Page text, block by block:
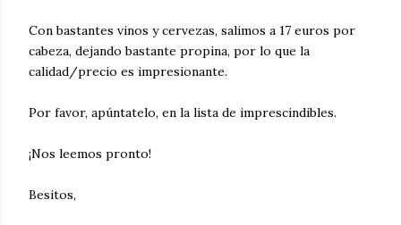
Con bastantes vinos y cervezas, salimos a 17 euros por
cabeza, dejando bastante propina, por lo que la
calidad/precio es impresionante.
Por favor, apúntatelo, en la lista de imprescindibles.
¡Nos leemos pronto!
Besitos,